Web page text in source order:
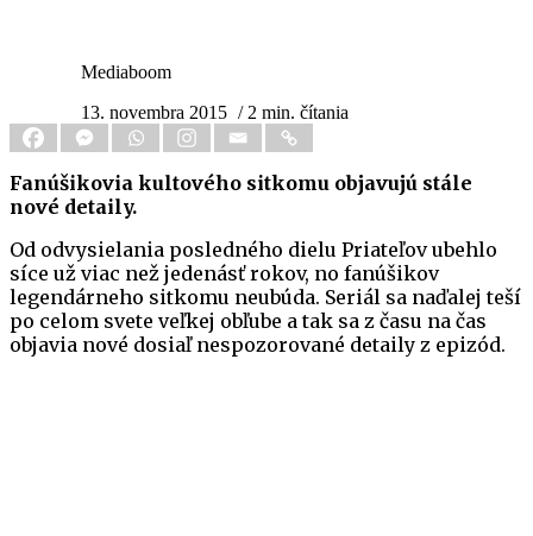
Mediaboom
13. novembra 2015 / 2 min. čítania
Fanúšikovia kultového sitkomu objavujú stále
nové detaily.
Od odvysielania posledného dielu Priateľov ubehlo
síce už viac než jedenásť rokov, no fanúšikov
legendárneho sitkomu neubúda. Seriál sa naďalej teší
po celom svete veľkej obľube a tak sa z času na čas
objavia nové dosiaľ nespozorované detaily z epizód.